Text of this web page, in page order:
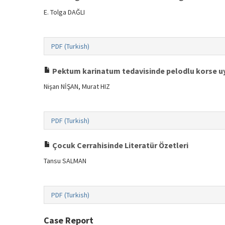
E. Tolga DAĞLI
PDF (Turkish)
Pektum karinatum tedavisinde pelodlu korse
Nişan NİŞAN, Murat HIZ
PDF (Turkish)
Çocuk Cerrahisinde Literatür Özetleri
Tansu SALMAN
PDF (Turkish)
Case Report